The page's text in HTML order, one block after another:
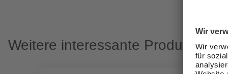
Weitere interessante Produkte